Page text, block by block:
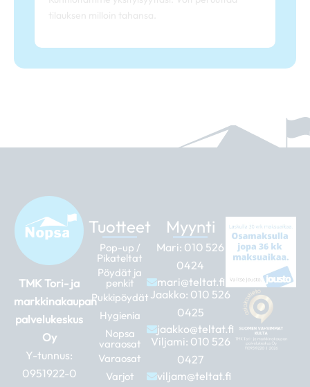
TMK Tori- ja
markkinakaupan
palvelukeskus
Oy
Y-tunnus:
0951922-0
Tuotteet
Pop-up /
Pikateltat
Pöydät ja
penkit
Pukkipöydät
Hygienia
Nopsa
varaosat
Varaosat
Varjot
Myynti
Mari: 010 526
0424
mari@teltat.fi
Jaakko: 010 526
0425
jaakko@teltat.fi
Viljami: 010 526
0427
viljam@teltat.fi